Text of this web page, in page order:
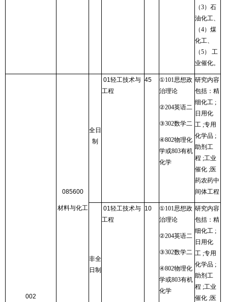
（3）石
油化工、
（4）煤
化工、
（5） 工
业催化。
002
085600
材料与化工
全日
制
01轻工技术与
工程
45 ①101思想政
治理论
②204英语二
③302数学二
④802物理化
学或803有机
化学
研究内容
包括：精
细化工 ;
日用化
工 ;专用
化学品 ;
助剂工
程 ;工业
催化 ;医
药农药中
间体工程
非全
日制
01轻工技术与
工程
10 ①101思想政
治理论
②204英语二
③302数学二
④802物理化
学或803有机
化学
研究内容
包括：精
细化工 ;
日用化
工 ;专用
化学品 ;
助剂工
程 ;工业
催化 ;医